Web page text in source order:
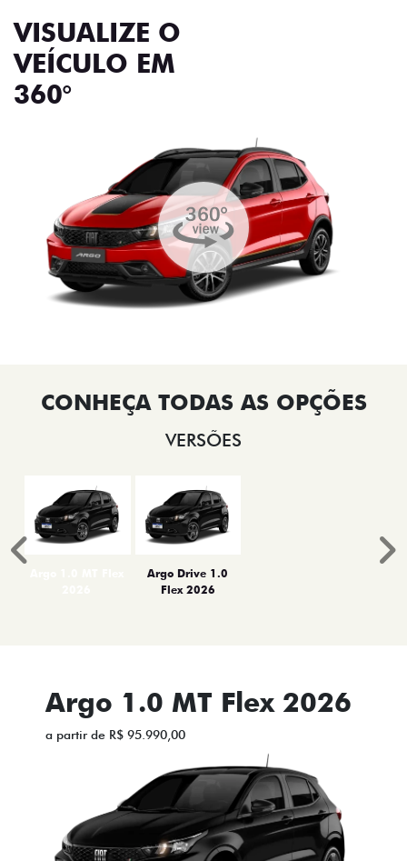
VISUALIZE O
VEÍCULO EM
360°
VERSÕES
Argo Drive 1.0
Flex 2026
Anterior
Argo 1.0 MT Flex 2026
a partir de R$ 95.990,00